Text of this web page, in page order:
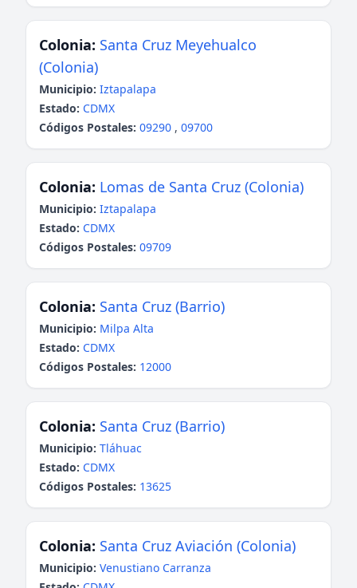
Colonia: Santa Cruz Meyehualco
(Colonia)
Municipio: Iztapalapa
Estado: CDMX
Códigos Postales: 09290 , 09700
Colonia: Lomas de Santa Cruz (Colonia)
Municipio: Iztapalapa
Estado: CDMX
Códigos Postales: 09709
Colonia: Santa Cruz (Barrio)
Municipio: Milpa Alta
Estado: CDMX
Códigos Postales: 12000
Colonia: Santa Cruz (Barrio)
Municipio: Tláhuac
Estado: CDMX
Códigos Postales: 13625
Colonia: Santa Cruz Aviación (Colonia)
Municipio: Venustiano Carranza